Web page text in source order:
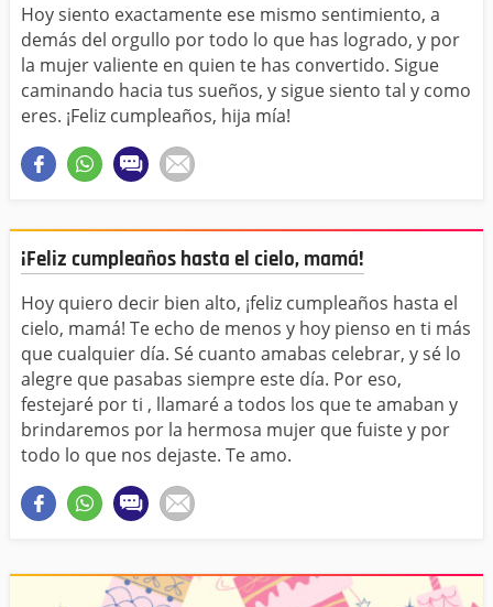
Hoy siento exactamente ese mismo sentimiento, a
demás del orgullo por todo lo que has logrado, y por
la mujer valiente en quien te has convertido. Sigue
caminando hacia tus sueños, y sigue siento tal y como
eres. ¡Feliz cumpleaños, hija mía!
¡Feliz cumpleaños hasta el cielo, mamá!
Hoy quiero decir bien alto, ¡feliz cumpleaños hasta el
cielo, mamá! Te echo de menos y hoy pienso en ti más
que cualquier día. Sé cuanto amabas celebrar, y sé lo
alegre que pasabas siempre este día. Por eso,
festejaré por ti , llamaré a todos los que te amaban y
brindaremos por la hermosa mujer que fuiste y por
todo lo que nos dejaste. Te amo.